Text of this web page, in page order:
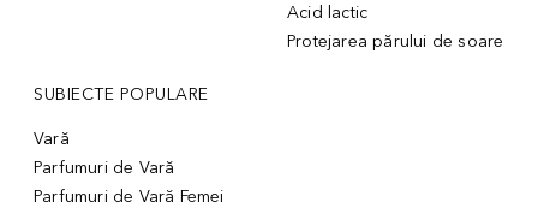
Acid lactic
Protejarea părului de soare
SUBIECTE POPULARE
Vară
Parfumuri de Vară
Parfumuri de Vară Femei